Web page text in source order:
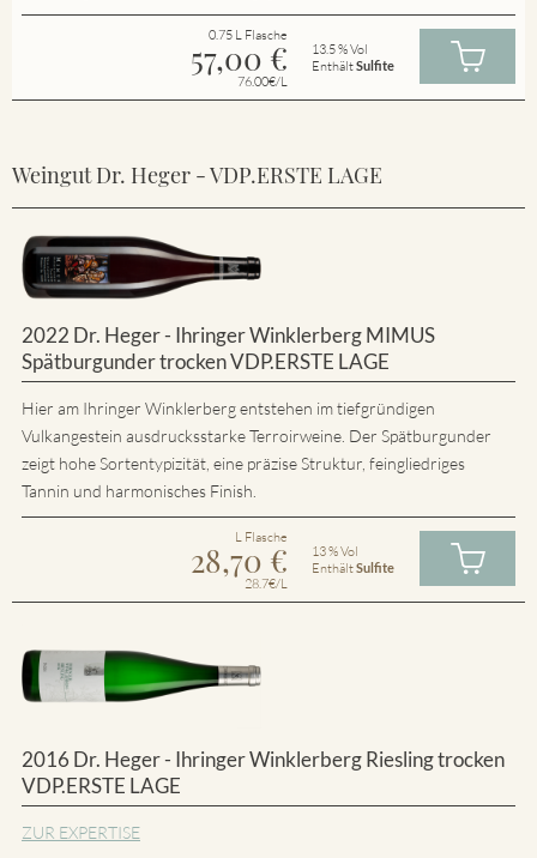
0.75 L Flasche
57,00 €
76.00€/L
13.5 % Vol
EnthältSulfite
Weingut Dr. Heger - VDP.ERSTE LAGE
2022 Dr. Heger - Ihringer Winklerberg MIMUS
Spätburgunder trocken VDP.ERSTE LAGE
Hier am Ihringer Winklerberg entstehen im tiefgründigen
Vulkangestein ausdrucksstarke Terroirweine. Der Spätburgunder
zeigt hohe Sortentypizität, eine präzise Struktur, feingliedriges
Tannin und harmonisches Finish.
L Flasche
28,70 €
28.7€/L
13 % Vol
EnthältSulfite
2016 Dr. Heger - Ihringer Winklerberg Riesling trocken
VDP.ERSTE LAGE
ZUR EXPERTISE